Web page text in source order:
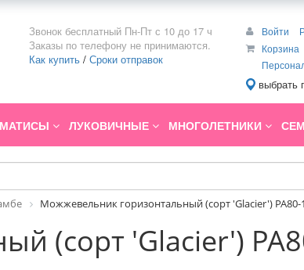
Звонок бесплатный Пн-Пт с 10 до 17 ч
Заказы по телефону не принимаются.
Как купить / Сроки отправок
Войти
Корзина
выбрать
ЛУКОВИЧНЫЕ МНОГОЛЕТНИКИ
Можжевельник горизонтальный (сорт 'Glacier')
(сорт 'Glacier')